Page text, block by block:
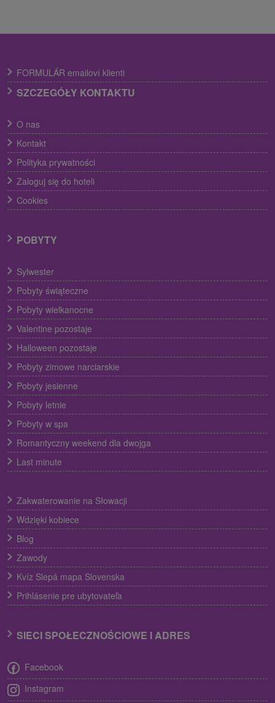
FORMULÁR emailoví klienti
SZCZEGÓŁY KONTAKTU
O nas
Kontakt
Polityka prywatności
Zaloguj się do hoteli
Cookies
POBYTY
Sylwester
Pobyty świąteczne
Pobyty wielkanocne
Valentine pozostaje
Halloween pozostaje
Pobyty zimowe narciarskie
Pobyty jesienne
Pobyty letnie
Pobyty w spa
Romantyczny weekend dla dwojga
Last minute
Zakwaterowanie na Słowacji
Wdzięki kobiece
Blog
Zawody
Kvíz Slepá mapa Slovenska
Prihlásenie pre ubytovateľa
SIECI SPOŁECZNOŚCIOWE I ADRES
Facebook
Instagram